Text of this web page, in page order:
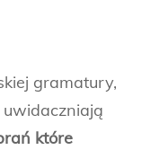
gramatury,
które